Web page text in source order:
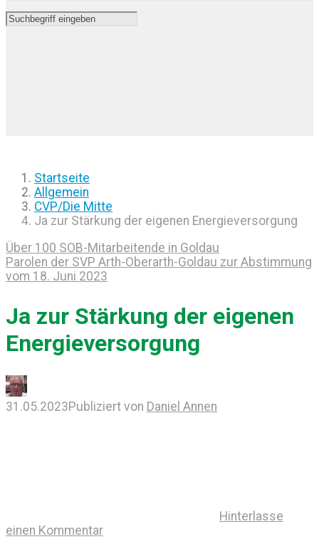
Startseite
Allgemein
CVP/Die Mitte
Ja zur Stärkung der eigenen Energieversorgung
Über 100 SOB-Mitarbeitende in Goldau
Parolen der SVP Arth-Oberarth-Goldau zur Abstimmung
vom 18. Juni 2023
Ja zur Stärkung der eigenen
Energieversorgung
31.05.2023Publiziert von Daniel Annen
Hinterlasse
einen Kommentar